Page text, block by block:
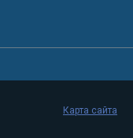
Карта сайта